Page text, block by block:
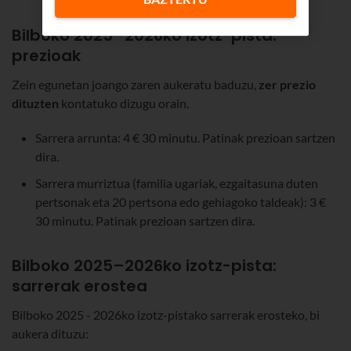
Bilboko 2025–2026ko izotz-pista:
prezioak
Zein egunetan joango zaren aukeratu baduzu, zer prezio
dituzten kontatuko dizugu orain.
Sarrera arrunta: 4 € 30 minutu. Patinak prezioan sartzen
dira.
Sarrera murriztua (familia ugariak, ezgaitasuna duten
pertsonak eta 20 pertsona edo gehiagoko taldeak): 3 €
30 minutu. Patinak prezioan sartzen dira.
Bilboko 2025–2026ko izotz-pista:
sarrerak erostea
Bilboko 2025 - 2026ko izotz-pistako sarrerak erosteko, bi
aukera dituzu: